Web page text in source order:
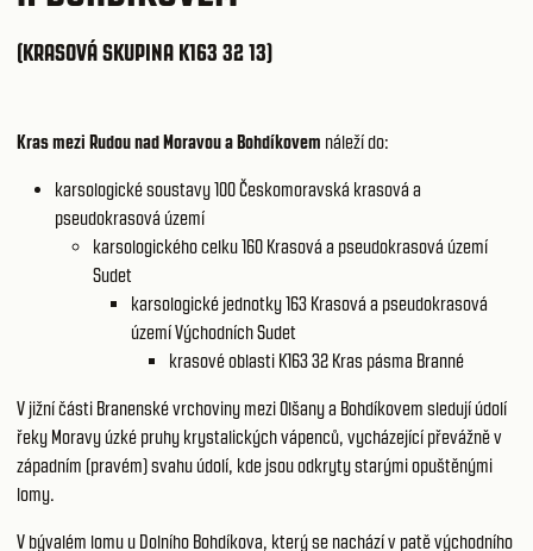
(KRASOVÁ SKUPINA K163 32 13)
Kras mezi Rudou nad Moravou a Bohdíkovem náleží do:
karsologické soustavy 100Českomoravská krasová a
pseudokrasová území
karsologického celku 160 Krasová a pseudokrasová území
Sudet
karsologické jednotky 163 Krasová a pseudokrasová
území Východních Sudet
krasové oblasti K163 32 Kras pásma Branné
V jižní části Branenské vrchoviny mezi Olšany a Bohdíkovem sledují údolí
řeky Moravy úzké pruhy krystalických vápenců, vycházející převážně v
západním (pravém) svahu údolí, kde jsou odkryty starými opuštěnými
lomy.
V bývalém lomu u Dolního Bohdíkova, který se nachází v patě východního